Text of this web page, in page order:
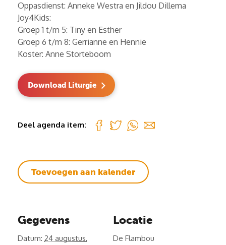
Oppasdienst: Anneke Westra en Jildou Dillema
Joy4Kids:
Groep 1 t/m 5: Tiny en Esther
Groep 6 t/m 8: Gerrianne en Hennie
Koster: Anne Storteboom
Download Liturgie
Deel agenda item:
Toevoegen aan kalender
Gegevens
Datum: 24 augustus,
Locatie
De Flambou